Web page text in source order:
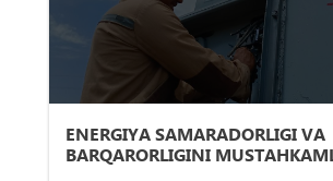
ENERGIYA SAMARADORLIGI VA
BARQARORLIGINI